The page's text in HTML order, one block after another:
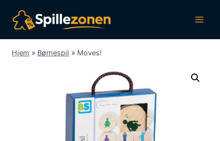
indhold
Hjem » Børnespil » Moves!